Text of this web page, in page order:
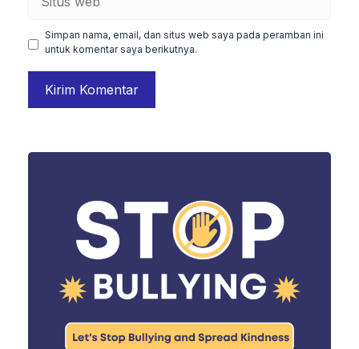
Simpan nama, email, dan situs web saya pada peramban ini
untuk komentar saya berikutnya.